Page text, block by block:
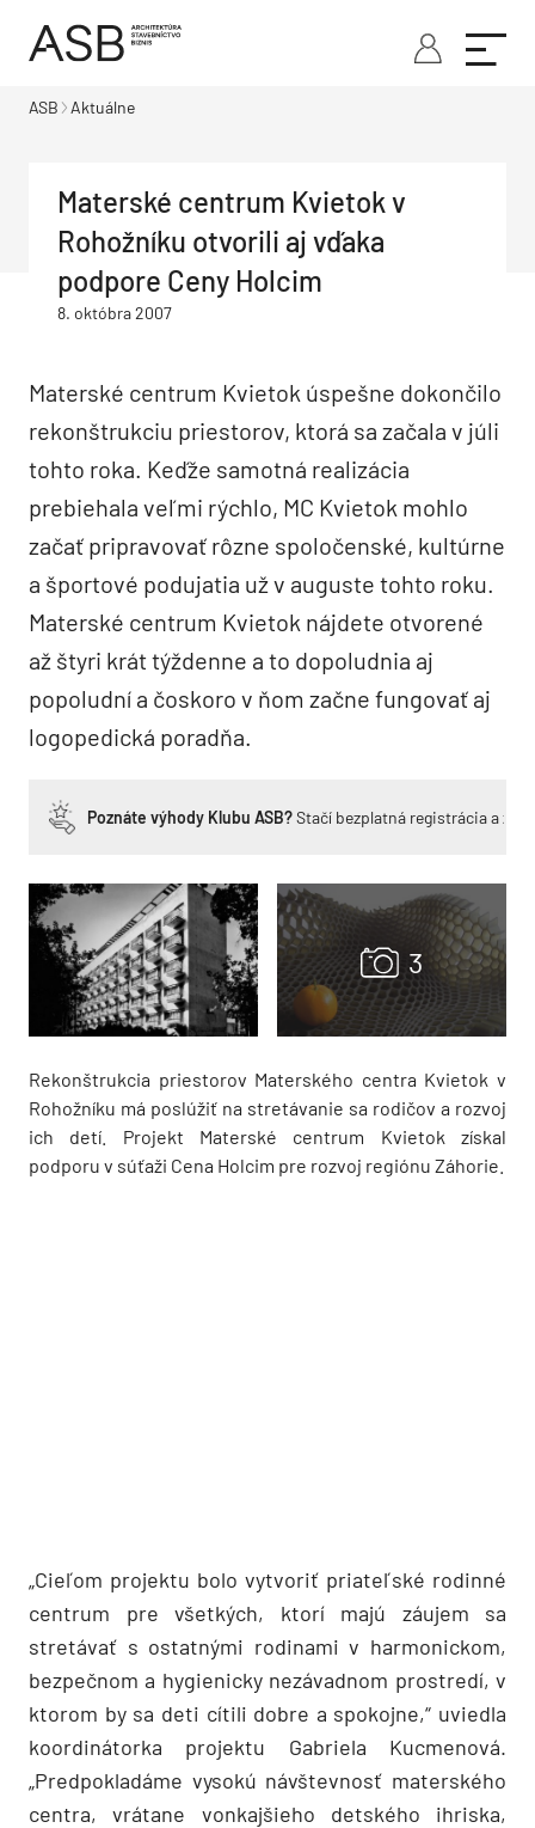
ASB Aktuálne
Materské centrum Kvietok v
Rohožníku otvorili aj vďaka
podpore Ceny Holcim
8. októbra 2007
Materské centrum Kvietok úspešne dokončilo
rekonštrukciu priestorov, ktorá sa začala v júli
tohto roka. Keďže samotná realizácia
prebiehala veľmi rýchlo, MC Kvietok mohlo
začať pripravovať rôzne spoločenské, kultúrne
a športové podujatia už v auguste tohto roku.
Materské centrum Kvietok nájdete otvorené
až štyri krát týždenne a to dopoludnia aj
popoludní a čoskoro v ňom začne fungovať aj
logopedická poradňa.
Poznáte výhody Klubu ASB?Stačí bezplatná registrácia a
Rekonštrukcia priestorov Materského centra Kvietok v
Rohožníku má poslúžiť na stretávanie sa rodičov a rozvoj
ich detí. Projekt Materské centrum Kvietok získal
podporu v súťaži Cena Holcim pre rozvoj regiónu Záhorie.
„Cieľom projektu bolo vytvoriť priateľské rodinné
centrum pre všetkých, ktorí majú záujem sa
stretávať s ostatnými rodinami v harmonickom,
bezpečnom a hygienicky nezávadnom prostredí, v
ktorom by sa deti cítili dobre a spokojne,“ uviedla
koordinátorka projektu Gabriela Kucmenová.
„Predpokladáme vysokú návštevnosť materského
centra, vrátane vonkajšieho detského ihriska,